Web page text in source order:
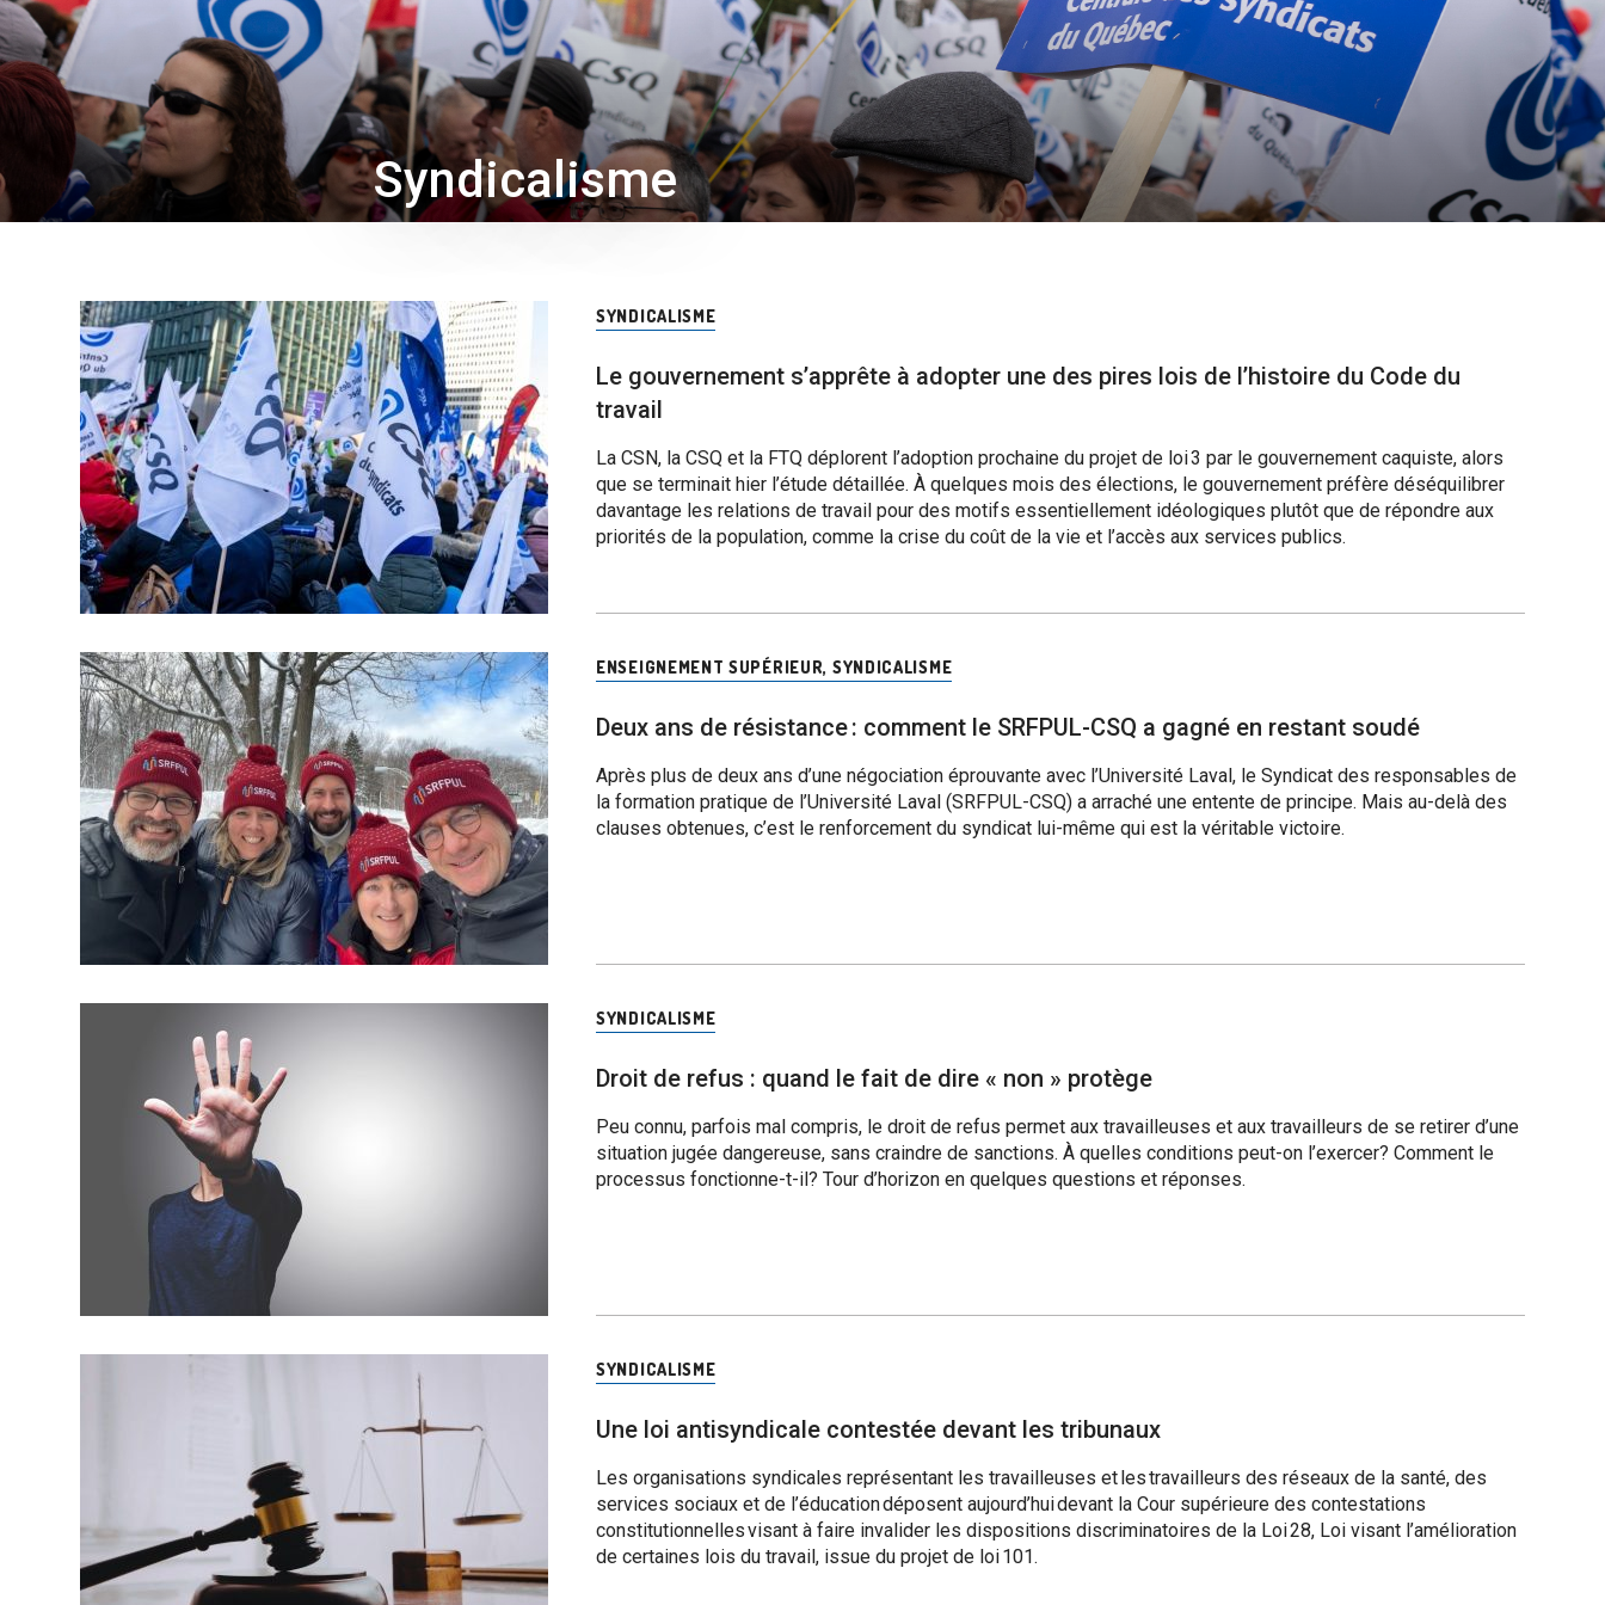
Syndicalisme
SYNDICALISME
Le gouvernement s’apprête à adopter une des pires lois de l’histoire du Code du
travail
La CSN, la CSQ et la FTQ déplorent l’adoption prochaine du projet de loi 3 par le gouvernement caquiste, alors
que se terminait hier l’étude détaillée. À quelques mois des élections, le gouvernement préfère déséquilibrer
davantage les relations de travail pour des motifs essentiellement idéologiques plutôt que de répondre aux
priorités de la population, comme la crise du coût de la vie et l’accès aux services publics.
ENSEIGNEMENT SUPÉRIEUR, SYNDICALISME
Deux ans de résistance : comment le SRFPUL-CSQ a gagné en restant soudé
Après plus de deux ans d’une négociation éprouvante avec l’Université Laval, le Syndicat des responsables de
la formation pratique de l’Université Laval (SRFPUL-CSQ) a arraché une entente de principe. Mais au-delà des
clauses obtenues, c’est le renforcement du syndicat lui-même qui est la véritable victoire.
SYNDICALISME
Droit de refus : quand le fait de dire « non » protège
Peu connu, parfois mal compris, le droit de refus permet aux travailleuses et aux travailleurs de se retirer d’une
situation jugée dangereuse, sans craindre de sanctions. À quelles conditions peut-on l’exercer? Comment le
processus fonctionne-t-il? Tour d’horizon en quelques questions et réponses.
SYNDICALISME
Une loi antisyndicale contestée devant les tribunaux
Les organisations syndicales représentant les travailleuses et les travailleurs des réseaux de la santé, des
services sociaux et de l’éducation déposent aujourd’hui devant la Cour supérieure des contestations
constitutionnelles visant à faire invalider les dispositions discriminatoires de la Loi 28, Loi visant l’amélioration
de certaines lois du travail, issue du projet de loi 101.